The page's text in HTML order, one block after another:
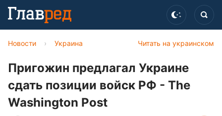
Читать на украинском
Новости › Украина
Пригожин предлагал Украине
сдать позиции войск РФ - The
Washington Post